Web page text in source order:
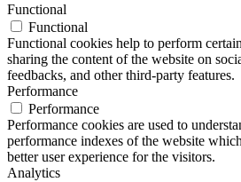
Functional
Functional
Functional cookies help to perform
sharing the content of the website on
feedbacks, and other third-party features.
Performance
Performance
Performance cookies are used to
performance indexes of the website
better user experience for the visitors.
Analytics